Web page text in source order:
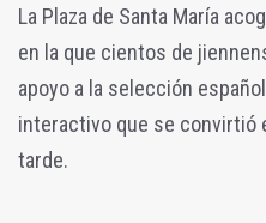
La Plaza de Santa María
en la que cientos de
apoyo a la selección
interactivo que se convirtió
tarde.